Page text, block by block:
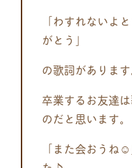
「わすれないよ
がとう」
の歌詞があります
卒業するお友達
のだと思います。
「また会おうね